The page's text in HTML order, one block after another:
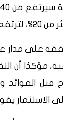
على مدار
أفريقية،